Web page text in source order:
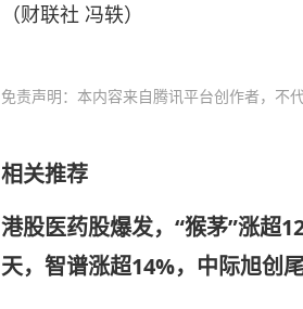
（财联社 冯轶）
免责声明：本内容来自腾讯平台创作者，不
相关推荐
港股医药股爆发，“猴茅”涨超
天，智谱涨超14%，中际旭创